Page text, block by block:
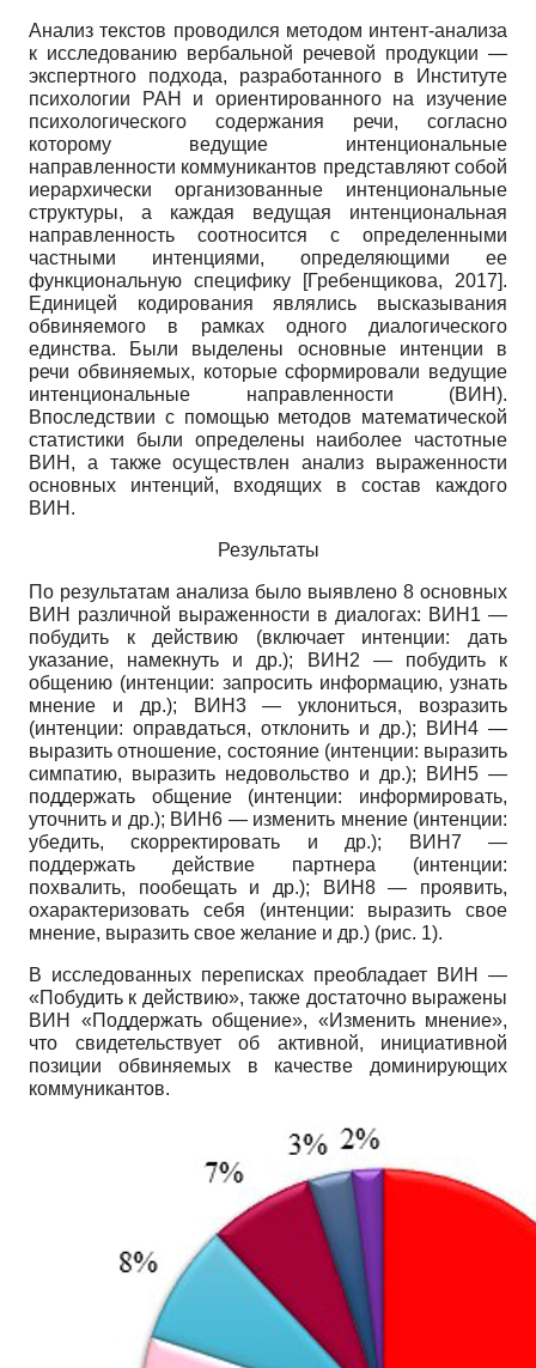
Анализ текстов проводился методом интент-анализа
к исследованию вербальной речевой продукции —
экспертного подхода, разработанного в Институте
психологии РАН и ориентированного на изучение
психологического содержания речи, согласно
которому ведущие интенциональные
направленности коммуникантов представляют собой
иерархически организованные интенциональные
структуры, а каждая ведущая интенциональная
направленность соотносится с определенными
частными интенциями, определяющими ее
функциональную специфику
[Гребенщикова, 2017].
Единицей кодирования являлись высказывания
обвиняемого в рамках одного диалогического
единства. Были выделены основные интенции в
речи обвиняемых, которые сформировали ведущие
интенциональные направленности (ВИН).
Впоследствии с помощью методов математической
статистики были определены наиболее частотные
ВИН, а также осуществлен анализ выраженности
основных интенций, входящих в состав каждого
ВИН.
Результаты
По результатам анализа было выявлено 8 основных
ВИН различной выраженности в диалогах: ВИН1 —
побудить к действию (включает интенции: дать
указание, намекнуть и др.); ВИН2 — побудить к
общению (интенции: запросить информацию, узнать
мнение и др.); ВИН3 — уклониться, возразить
(интенции: оправдаться, отклонить и др.); ВИН4 —
выразить отношение, состояние (интенции: выразить
симпатию, выразить недовольство и др.); ВИН5 —
поддержать общение (интенции: информировать,
уточнить и др.); ВИН6 — изменить мнение (интенции:
убедить, скорректировать и др.); ВИН7 —
поддержать действие партнера (интенции:
похвалить, пообещать и др.); ВИН8 — проявить,
охарактеризовать себя (интенции: выразить свое
мнение, выразить свое желание и др.) (рис. 1).
В исследованных переписках преобладает ВИН —
«Побудить к действию», также достаточно выражены
ВИН «Поддержать общение», «Изменить мнение»,
что свидетельствует об активной, инициативной
позиции обвиняемых в качестве доминирующих
коммуникантов.